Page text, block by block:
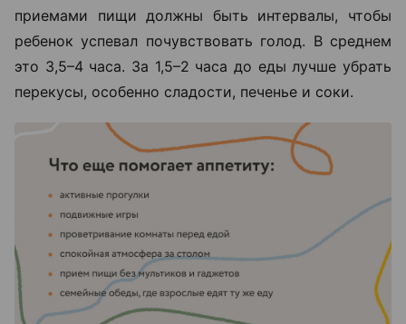
приемами пищи должны быть интервалы, чтобы
ребенок успевал почувствовать голод. В среднем
это 3,5–4 часа. За 1,5–2 часа до еды лучше убрать
перекусы, особенно сладости, печенье и соки.